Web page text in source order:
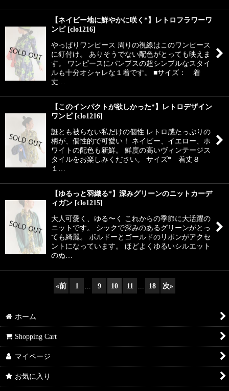
【ネイビー地に鮮やかに咲く*】レトロフラワーワ
ンピ [clo1216]
やっぱりワンピース 周りの視線はこのワンピース
に釘付け。 ありそうでない配色がとっても映えま
す。 ワンピースにパンプスの超シンプルなスタイ
ルも十分オシャレな１着です。 ■サイズ： 着
丈…
【このインパクトが欲しかった*】レトロデザイン
ワンピ [clo1216]
誰とも被らない私だけの個性 レトロ感たっぷりの
柄が、個性的で可愛い！ ネイビー、イエロー、ホ
ワイトの配色も新鮮。 鮮度の高いヴィンテージス
タイルをお楽しみください。 サイズ* 着丈８
１…
【ゆるっと羽織る*】深みグリーンのニットカーデ
ィガン [clo1215]
大人可愛く、ゆる〜く これからの季節に大活躍の
ニットです。 シックで深みのあるグリーンがとっ
ても綺麗。 ボルドーとゴールドのリボンがアクセ
ントになっています。 ほどよくゆるいシルエット
のぬ…
«前 1 ... 9 10 11 ... 18 次»
ホーム
Shopping Cart
マイページ
お気に入り